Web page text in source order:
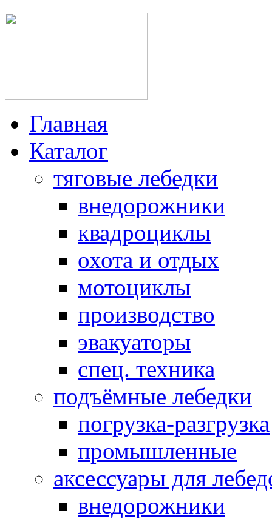
Главная
Каталог
тяговые лебедки
внедорожники
квадроциклы
охота и отдых
мотоциклы
производство
эвакуаторы
спец. техника
подъёмные лебедки
погрузка-разгрузка
промышленные
аксессуары для
внедорожники